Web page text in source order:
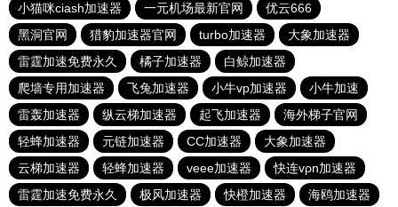
小猫咪ciash加速器
一元机场最新官网
优云666
黑洞官网
猎豹加速器官网 turbo加速器
大象加速器
雷霆加速免费永久
橘子加速器
白鲸加速器
爬墙专用加速器
飞兔加速器 小牛vp加速器
小牛加速
雷轰加速器
纵云梯加速器 起飞加速器
海外梯子官网
轻蜂加速器
元链加速器 CC加速器
大象加速器
云梯加速器
轻蜂加速器 veee加速器
快连vρn加速器
雷霆加速免费永久
极风加速器 快橙加速器 海鸥加速器